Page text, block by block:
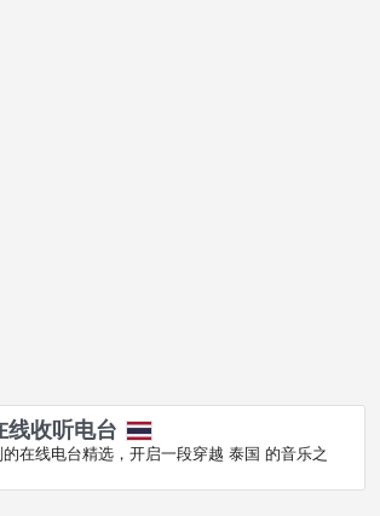
线收听电台
在线电台精选，开启一段穿越 泰国 的音乐之